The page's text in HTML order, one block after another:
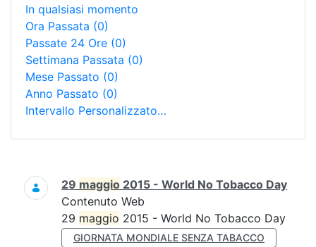
In qualsiasi momento
Ora Passata (0)
Passate 24 Ore (0)
Settimana Passata (0)
Mese Passato (0)
Anno Passato (0)
Intervallo Personalizzato…
Ricerca
29 maggio 2015 - World No Tobacco Day
Contenuto Web
29 maggio 2015 - World No Tobacco Day
GIORNATA MONDIALE SENZA TABACCO